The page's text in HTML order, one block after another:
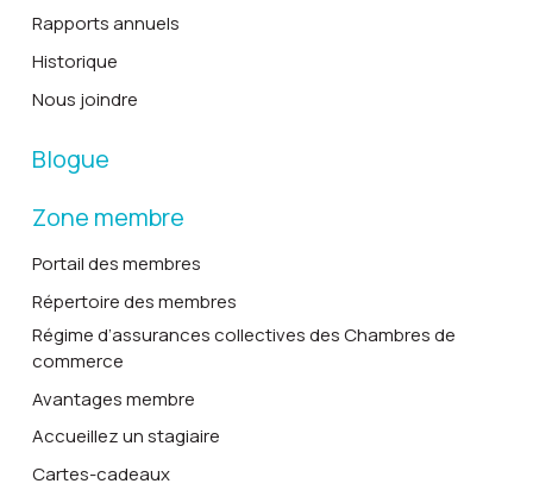
Rapports annuels
Historique
Nous joindre
Blogue
Zone membre
Portail des membres
Répertoire des membres
Régime d’assurances collectives des Chambres de
commerce
Avantages membre
Accueillez un stagiaire
Cartes-cadeaux